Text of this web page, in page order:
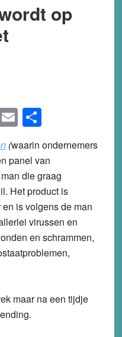
op
EmailShare
(waarin ondernemers
panel van
die graag
Het product is
is volgens de man
virussen en
en schrammen,
maar na een tijdje